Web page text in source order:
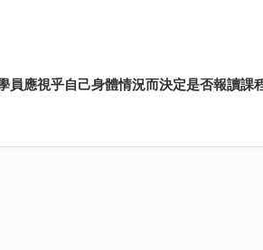
應視乎自己身體情況而決定是否報讀課